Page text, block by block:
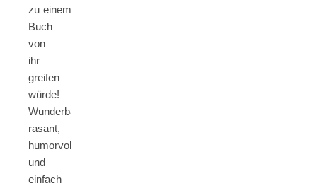
zu einem
Buch
von
ihr
greifen
würde!
Wunderbar
rasant,
humorvoll
und
einfach